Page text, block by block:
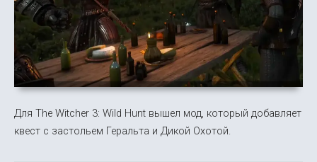
Для The Witcher 3: Wild Hunt вышел мод, который добавляет
квест с застольем Геральта и Дикой Охотой.